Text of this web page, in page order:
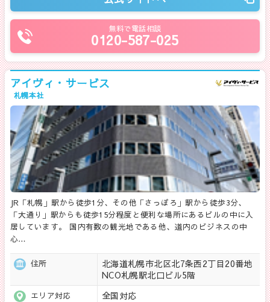
無料で電話相談
0120-587-025
アイヴィ・サービス
札幌本社
JR「札幌」駅から徒歩1分、その他「さっぽろ」駅から徒歩3分、
「大通り」駅からも徒歩15分程度と便利な場所にあるビルの中に入
居しています。 国内有数の観光地である他、道内のビジネスの中
心…
住所
北海道札幌市北区北7条西2丁目20番地
NCO札幌駅北口ビル5階
エリア対応 全国対応